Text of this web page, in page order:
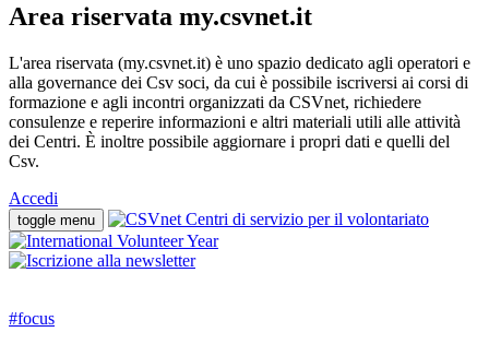
Area riservata my.csvnet.it
L'area riservata (my.csvnet.it) è uno spazio dedicato agli operatori e
alla governance dei Csv soci, da cui è possibile iscriversi ai corsi di
formazione e agli incontri organizzati da CSVnet, richiedere
consulenze e reperire informazioni e altri materiali utili alle attività
dei Centri. È inoltre possibile aggiornare i propri dati e quelli del
Csv.
Accedi
toggle menu
#focus